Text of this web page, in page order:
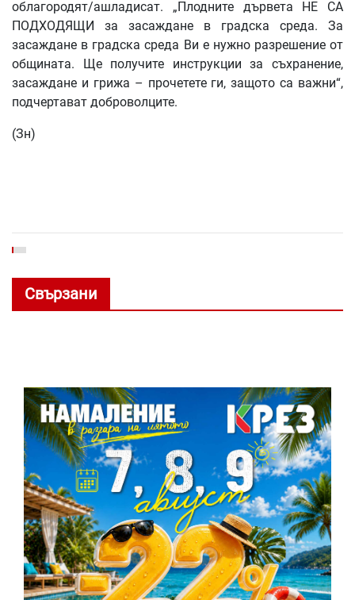
облагородят/ашладисат. „Плодните дървета НЕ СА
ПОДХОДЯЩИ за засаждане в градска среда. За
засаждане в градска среда Ви е нужно разрешение от
общината. Ще получите инструкции за съхранение,
засаждане и грижа – прочетете ги, защото са важни“,
подчертават доброволците.
(Зн)
Свързани